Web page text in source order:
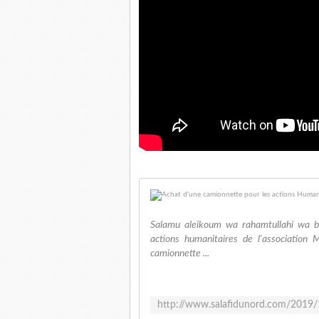
Salamu aleikoum wa rahamtullahi wa
actions humanitaires de l'association
camionnette ...